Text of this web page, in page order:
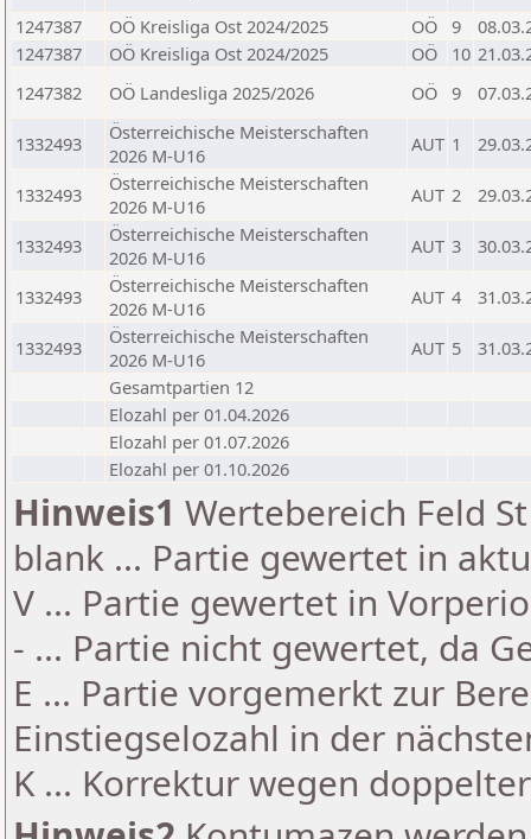
1247387
OÖ Kreisliga Ost 2024/2025 OÖ 9
1247387
OÖ Kreisliga Ost 2024/2025 OÖ 10
1247382
OÖ Landesliga 2025/2026 OÖ 9
1332493
Österreichische Meisterschaften
2026 M-U16
AUT 1
1332493
Österreichische Meisterschaften
2026 M-U16
AUT 2
1332493
Österreichische Meisterschaften
2026 M-U16
AUT 3
1332493
Österreichische Meisterschaften
2026 M-U16
AUT 4
1332493
Österreichische Meisterschaften
2026 M-U16
AUT 5
Gesamtpartien 12
Elozahl per 01.04.2026
Elozahl per 01.07.2026
Elozahl per 01.10.2026
Hinweis1 Wertebereich Feld
blank ... Partie gewertet in
V ... Partie gewertet in
- ... Partie nicht gewertet, da
E ... Partie vorgemerkt zur
Einstiegselozahl in der
K ... Korrektur wegen